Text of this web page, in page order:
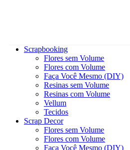
Scrapbooking
Flores sem Volume
Flores com Volume
Faça Você Mesmo (DIY)
Resinas sem Volume
Resinas com Volume
Vellum
Tecidos
Scrap Decor
Flores sem Volume
Flores com Volume
Faça Você Mesmo (DIY)